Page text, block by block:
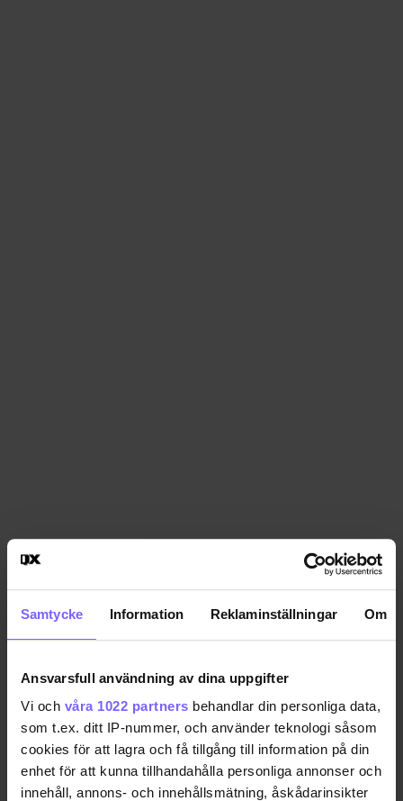
Samtycke Information Reklaminställningar Om
Ansvarsfull användning av dina uppgifter
Vi och våra 1022 partners behandlar din personliga data,
som t.ex. ditt IP-nummer, och använder teknologi såsom
cookies för att lagra och få tillgång till information på din
enhet för att kunna tillhandahålla personliga annonser och
innehåll, annons- och innehållsmätning, åskådarinsikter